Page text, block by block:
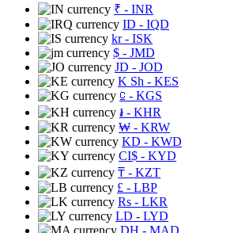
₹ - INR
ID - IQD
kr- ISK
$ - JMD
JD - JOD
K Sh - KES
⃀ - KGS
៛ - KHR
₩ - KRW
KD - KWD
CI$ - KYD
₸ - KZT
£ - LBP
Rs - LKR
LD - LYD
DH - MAD